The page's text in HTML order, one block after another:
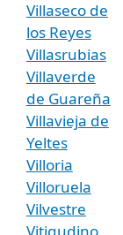
Villaseco de
los Reyes
Villasrubias
Villaverde
de Guareña
Villavieja de
Yeltes
Villoria
Villoruela
Vilvestre
Vitigudino